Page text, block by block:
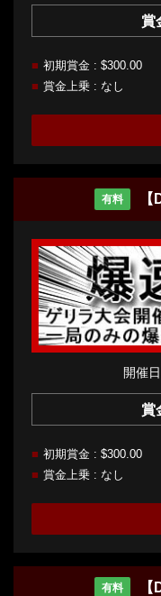
賞
初期賞金 : $300.00
賞金上乗 : なし
有料
開催
賞
初期賞金 : $300.00
賞金上乗 : なし
有料